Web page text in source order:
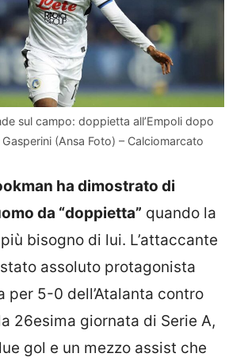
sul campo: doppietta all’Empoli dopo
(Ansa Foto) – Calciomarcato
ha dimostrato di
da “doppietta” quando la
bisogno di lui. L’attaccante
assoluto protagonista
per 5-0 dell’Atalanta contro
26esima giornata di Serie A,
gol e un mezzo assist che